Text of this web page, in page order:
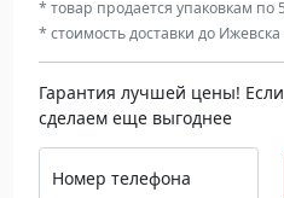
* товар продается упаковкам по
* стоимость доставки до
Гарантия лучшей цены!
сделаем еще выгоднее
Номер телефона